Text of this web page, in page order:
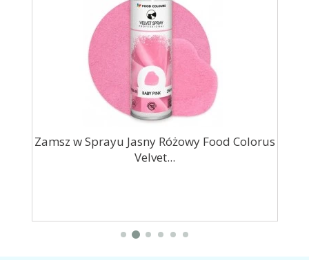
Zamsz w Sprayu Jasny Różowy Food Colorus
Velvet...